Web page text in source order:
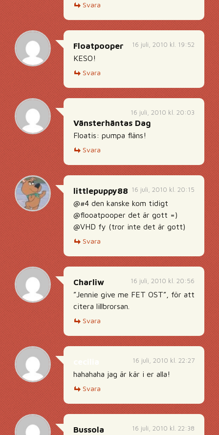
Svara
16 juli, 2010 kl. 19:52
Floatpooper
KESO!
Svara
16 juli, 2010 kl. 20:03
Vänsterhäntas Dag
Floatis: pumpa fläns!
Svara
16 juli, 2010 kl. 20:15
littlepuppy88
@#4 den kanske kom tidigt
@flooatpooper det är gott =)
@VHD fy (tror inte det är gott)
Svara
16 juli, 2010 kl. 20:56
Charliw
”Jennie give me FET OST”, för att
citera lillbrorsan.
Svara
16 juli, 2010 kl. 22:27
hahahaha jag är kär i er alla!
Svara
16 juli, 2010 kl. 22:38
Bussola